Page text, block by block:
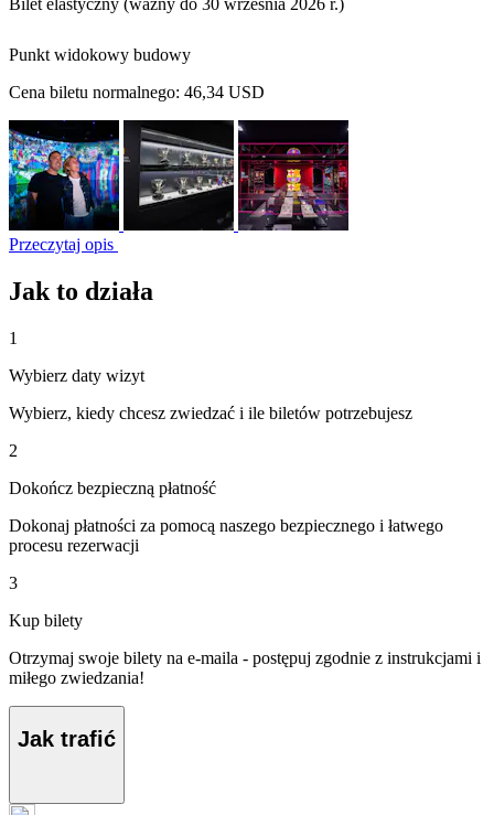
Bilet elastyczny (ważny do 30 września 2026 r.)
Punkt widokowy budowy
Cena biletu normalnego: 46,34 USD
Przeczytaj opis
Jak to działa
1
Wybierz daty wizyt
Wybierz, kiedy chcesz zwiedzać i ile biletów potrzebujesz
2
Dokończ bezpieczną płatność
Dokonaj płatności za pomocą naszego bezpiecznego i łatwego
procesu rezerwacji
3
Kup bilety
Otrzymaj swoje bilety na e-maila - postępuj zgodnie z instrukcjami i
miłego zwiedzania!
Jak trafić